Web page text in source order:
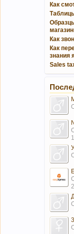
Как
Как
Как
знания
Sales